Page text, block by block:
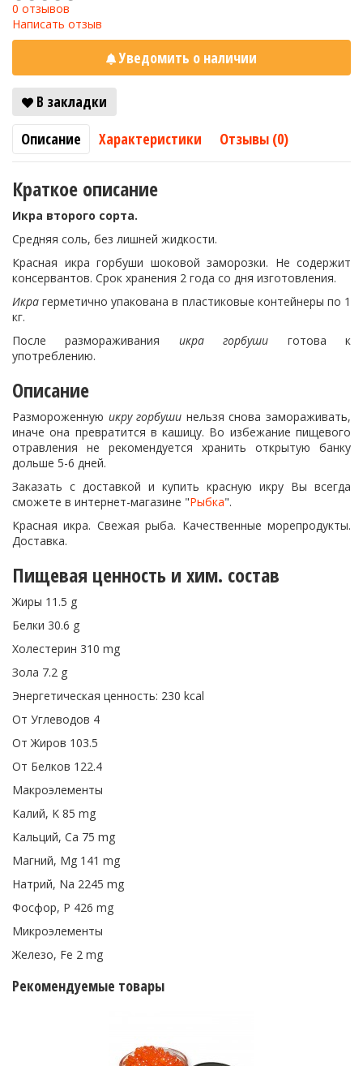
0 отзывов
Написать отзыв
Уведомить о наличии
В закладки
Описание
Характеристики Отзывы (0)
Краткое описание
Икра второго сорта.
Средняя соль, без лишней жидкости.
Красная икра горбуши шоковой заморозки. Не содержит
консервантов. Срок хранения 2 года со дня изготовления.
Икра герметично упакована в пластиковые контейнеры по 1
кг.
После размораживания икра горбуши готова к
употреблению.
Описание
Размороженную икру горбуши нельзя снова замораживать,
иначе она превратится в кашицу. Во избежание пищевого
отравления не рекомендуется хранить открытую банку
дольше 5-6 дней.
Заказать с доставкой и купить красную икру Вы всегда
сможете в интернет-магазине "Рыбка".
Красная икра. Свежая рыба. Качественные морепродукты.
Доставка.
Пищевая ценность и хим. состав
Жиры 11.5 g
Белки 30.6 g
Холестерин 310 mg
Зола 7.2 g
Энергетическая ценность: 230 kcal
От Углеводов 4
От Жиров 103.5
От Белков 122.4
Макроэлементы
Калий, K 85 mg
Кальций, Ca 75 mg
Магний, Mg 141 mg
Натрий, Na 2245 mg
Фосфор, P 426 mg
Микроэлементы
Железо, Fe 2 mg
Рекомендуемые товары